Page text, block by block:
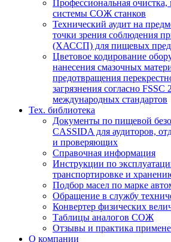
Профессиональная очистка,
системы СОЖ станков
Технический аудит на
точки зрения соблюдения
(ХАССП) для пищевых
Цветовое кодирование
нанесения смазочных
предотвращения
загрязнения согласно
международных стандартов
Тех. библиотека
Документы по пищевой
CASSIDA для аудиторов,
и проверяющих
Справочная информация
Инструкции по
транспортировке и
Подбор масел по марке
Обращение в службу
Конвертер физических
Таблицы аналогов СОЖ
Отзывы и практика
О компании